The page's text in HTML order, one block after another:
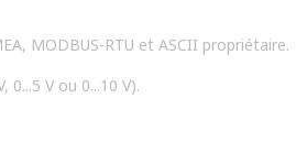
MODBUS-RTU et ASCII propriétaire.
V ou 0...10 V).